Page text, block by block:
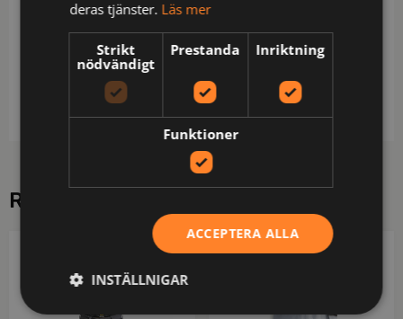
Skötsel: Normal maskintvätt vid 85 grader,Blekning
är inte tillåtet,Torktumla på låg
temperatur,Strykning. Högsta tillåtna temperatur
150 grader,Ej kemtvätt
RELATERADE PRODUKTER
JOBMAN WORKWEAR
deras tjänster. Läs mer
Strikt
nödvändigt
Prestanda Inriktning
Funktioner
ACCEPTERA ALLA
INSTÄLLNIGAR